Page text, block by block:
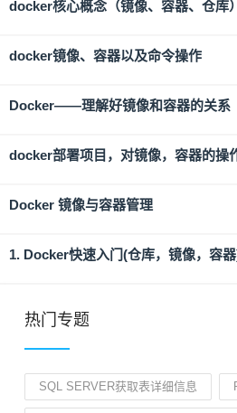
docker核心概念（镜像、容器、仓库
docker镜像、容器以及命令操作
Docker——理解好镜像和容器的关系
docker部署项目，对镜像，容器的操
Docker 镜像与容器管理
1. Docker快速入门(仓库，镜像，容
热门专题
SQL SERVER获取表详细信息